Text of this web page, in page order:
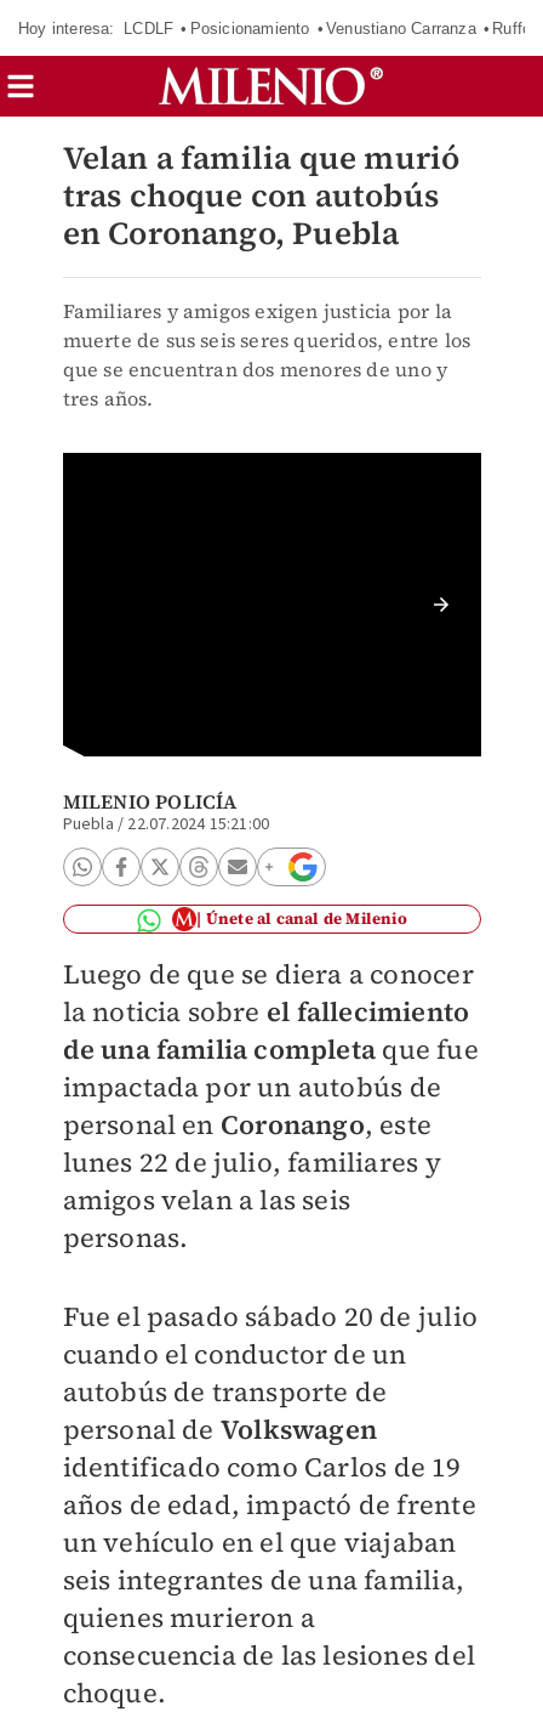
Hoy interesa: LCDLF Posicionamiento Venustiano Carranza Ruffo
Velan a familia que murió
tras choque con autobús
en Coronango, Puebla
Familiares y amigos exigen justicia por la
muerte de sus seis seres queridos, entre los
que se encuentran dos menores de uno y
tres años.
MILENIO POLICÍA
Puebla / 22.07.2024 15:21:00
Únete al canal de Milenio
Luego de que se diera a conocer
la noticia sobre el fallecimiento
de una familia completa que fue
impactada por un autobús de
personal en Coronango, este
lunes 22 de julio, familiares y
amigos velan a las seis
personas.
Fue el pasado sábado 20 de julio
cuando el conductor de un
autobús de transporte de
personal de Volkswagen
identificado como Carlos de 19
años de edad, impactó de frente
un vehículo en el que viajaban
seis integrantes de una familia,
quienes murieron a
consecuencia de las lesiones del
choque.